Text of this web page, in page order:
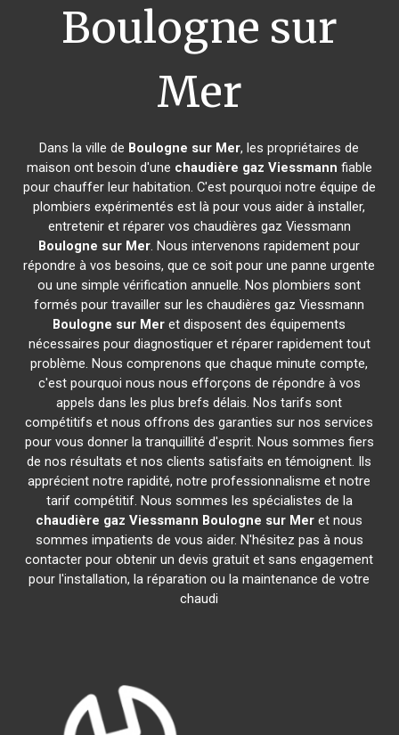
Boulogne sur
Mer
Dans la ville de Boulogne sur Mer, les propriétaires de
maison ont besoin d'une chaudière gaz Viessmann fiable
pour chauffer leur habitation. C'est pourquoi notre équipe de
plombiers expérimentés est là pour vous aider à installer,
entretenir et réparer vos chaudières gaz Viessmann
Boulogne sur Mer. Nous intervenons rapidement pour
répondre à vos besoins, que ce soit pour une panne urgente
ou une simple vérification annuelle. Nos plombiers sont
formés pour travailler sur les chaudières gaz Viessmann
Boulogne sur Mer et disposent des équipements
nécessaires pour diagnostiquer et réparer rapidement tout
problème. Nous comprenons que chaque minute compte,
c'est pourquoi nous nous efforçons de répondre à vos
appels dans les plus brefs délais. Nos tarifs sont
compétitifs et nous offrons des garanties sur nos services
pour vous donner la tranquillité d'esprit. Nous sommes fiers
de nos résultats et nos clients satisfaits en témoignent. Ils
apprécient notre rapidité, notre professionnalisme et notre
tarif compétitif. Nous sommes les spécialistes de la
chaudière gaz Viessmann Boulogne sur Mer et nous
sommes impatients de vous aider. N'hésitez pas à nous
contacter pour obtenir un devis gratuit et sans engagement
pour l'installation, la réparation ou la maintenance de votre
chaudi